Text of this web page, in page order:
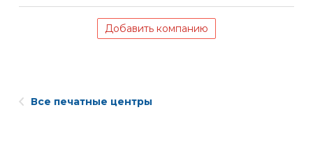
Добавить компанию
Все печатные центры